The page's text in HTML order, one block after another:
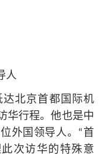
人
北京首都国际机
华行程。他也是中
外国领导人。“首
次访华的特殊意